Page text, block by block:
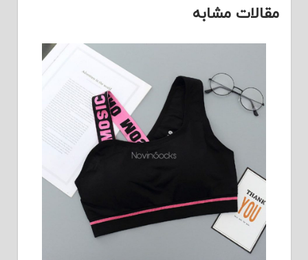
مقالات مشابه